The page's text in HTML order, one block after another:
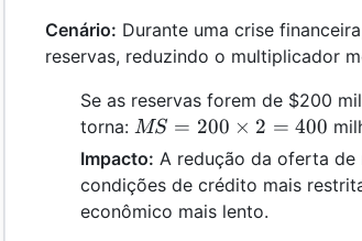
Cenário: Durante uma crise
reservas, reduzindo o multiplicador
Se as reservas forem de $200
torna: MS =
200
\times
2 =
400
MS = 200 × 2 = 400
Impacto: A redução da oferta de
condições de crédito mais
econômico mais lento.